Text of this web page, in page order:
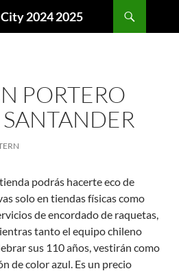
2024 2025
PORTERO
podrás hacerte eco de
solo en tiendas físicas como
de encordado de raquetas,
tanto el equipo chileno
sus 110 años, vestirán como
de color azul. Es un precio